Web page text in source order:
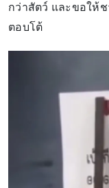
กว่าสัตว์ และขอให้
ตอบโต้